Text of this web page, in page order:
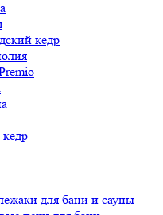
кедр
для бани и сауны